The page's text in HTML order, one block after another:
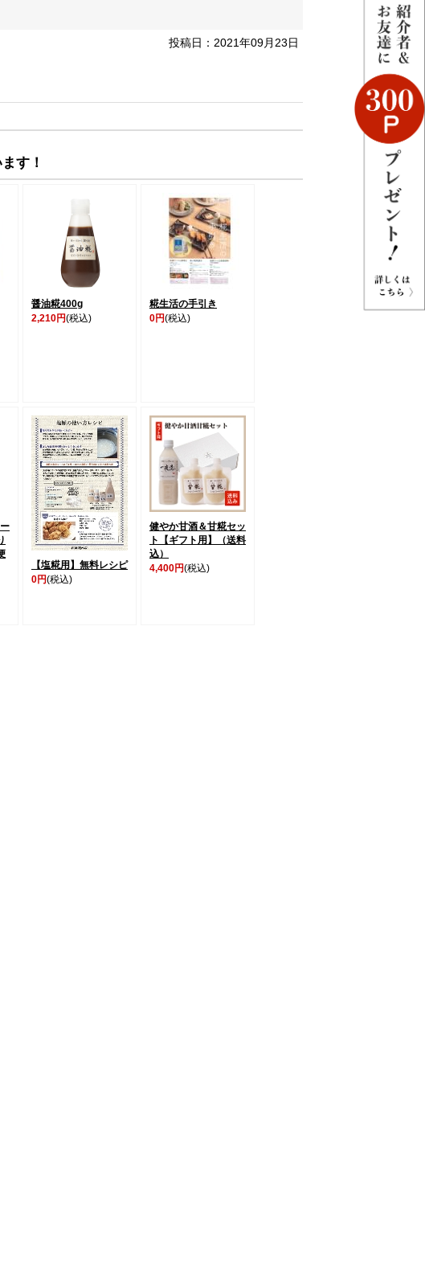
投稿日：2021年09月23日
す！
醤油糀400g
2,210円(税込)
糀生活の手引き
0円(税込)
【塩糀用】無料レシピ
0円(税込)
健やか甘酒＆甘糀セッ
ト【ギフト用】（送料
込）
4,400円(税込)